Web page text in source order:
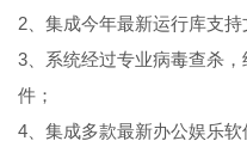
2、集成今年最新运行库支
3、系统经过专业病毒查杀
件；
4、集成多款最新办公娱乐